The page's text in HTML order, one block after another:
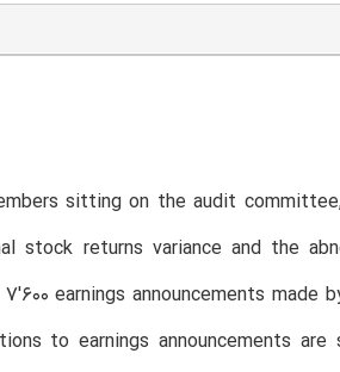
sitting on the audit
stock returns variance and the
earnings announcements made
to earnings announcements